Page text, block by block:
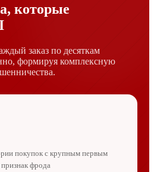
которые
заказ по десяткам
формируя комплексную
покупок с крупным первым
фрода